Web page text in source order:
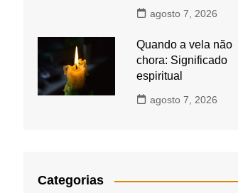
agosto 7, 2026
Quando a vela não
chora: Significado
espiritual
agosto 7, 2026
Categorias